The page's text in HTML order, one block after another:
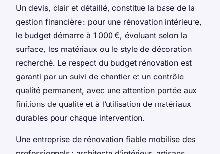
Un devis, clair et détaillé, constitue la base de la
gestion financière : pour une rénovation intérieure,
le budget démarre à 1 000 €, évoluant selon la
surface, les matériaux ou le style de décoration
recherché. Le respect du budget rénovation est
garanti par un suivi de chantier et un contrôle
qualité permanent, avec une attention portée aux
finitions de qualité et à l’utilisation de matériaux
durables pour chaque intervention.
Une entreprise de rénovation fiable mobilise des